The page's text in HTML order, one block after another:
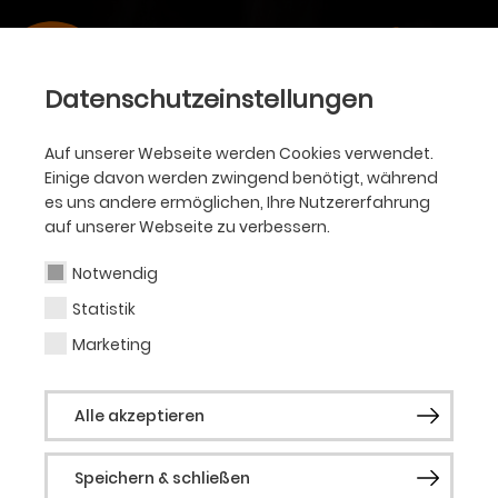
Datenschutzeinstellungen
Auf unserer Webseite werden Cookies verwendet.
Einige davon werden zwingend benötigt, während
es uns andere ermöglichen, Ihre Nutzererfahrung
auf unserer Webseite zu verbessern.
Notwendig
Statistik
Marketing
Alle akzeptieren
Speichern & schließen